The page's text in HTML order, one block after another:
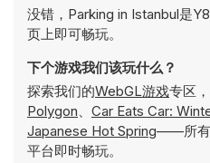
没错，Parking in Istanbul是
页上即可畅玩。
下个游戏我们该玩什么？
探索我们的WebGL游戏专区
Polygon、 Car Eats Car:
Japanese Hot Spring——所有
平台即时畅玩。